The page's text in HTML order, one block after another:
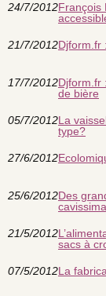
24/7/2012François
21/7/2012Djform.fr
17/7/2012Djform.fr
de bière
05/7/2012La
type?
27/6/2012
25/6/2012Des
21/5/2012
sacs à
07/5/2012La